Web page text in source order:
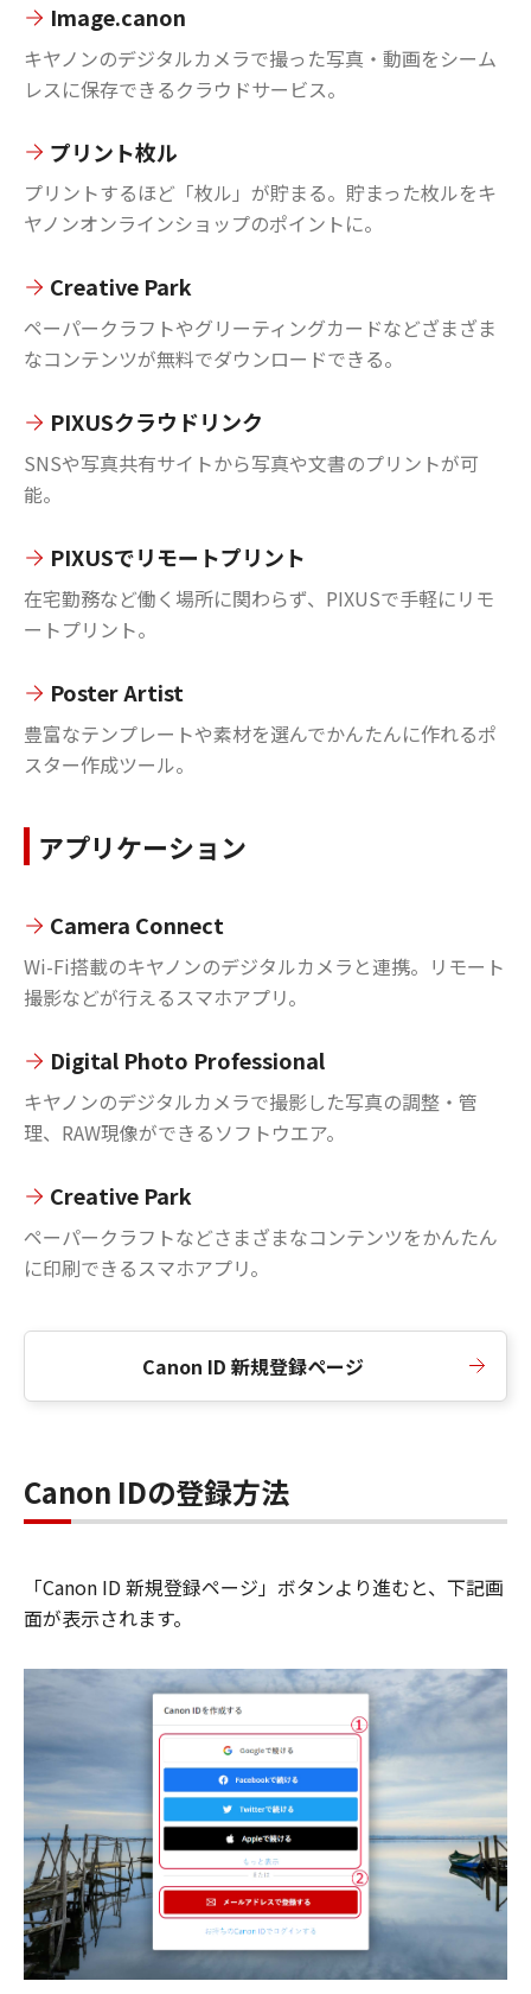
Image.canon
キヤノンのデジタルカメラで撮った写真・動画をシーム
レスに保存できるクラウドサービス。
プリント枚ル
プリントするほど「枚ル」が貯まる。貯まった枚ルをキ
ヤノンオンラインショップのポイントに。
Creative Park
ペーパークラフトやグリーティングカードなどざまざま
なコンテンツが無料でダウンロードできる。
PIXUSクラウドリンク
SNSや写真共有サイトから写真や文書のプリントが可
能。
PIXUSでリモートプリント
在宅勤務など働く場所に関わらず、PIXUSで手軽にリモ
ートプリント。
Poster Artist
豊富なテンプレートや素材を選んでかんたんに作れるポ
スター作成ツール。
アプリケーション
Camera Connect
Wi-Fi搭載のキヤノンのデジタルカメラと連携。リモート
撮影などが行えるスマホアプリ。
Digital Photo Professional
キヤノンのデジタルカメラで撮影した写真の調整・管
理、RAW現像ができるソフトウエア。
Creative Park
ペーパークラフトなどさまざまなコンテンツをかんたん
に印刷できるスマホアプリ。
Canon ID 新規登録ページ
Canon IDの登録方法
「Canon ID 新規登録ページ」ボタンより進むと、下記画
面が表示されます。